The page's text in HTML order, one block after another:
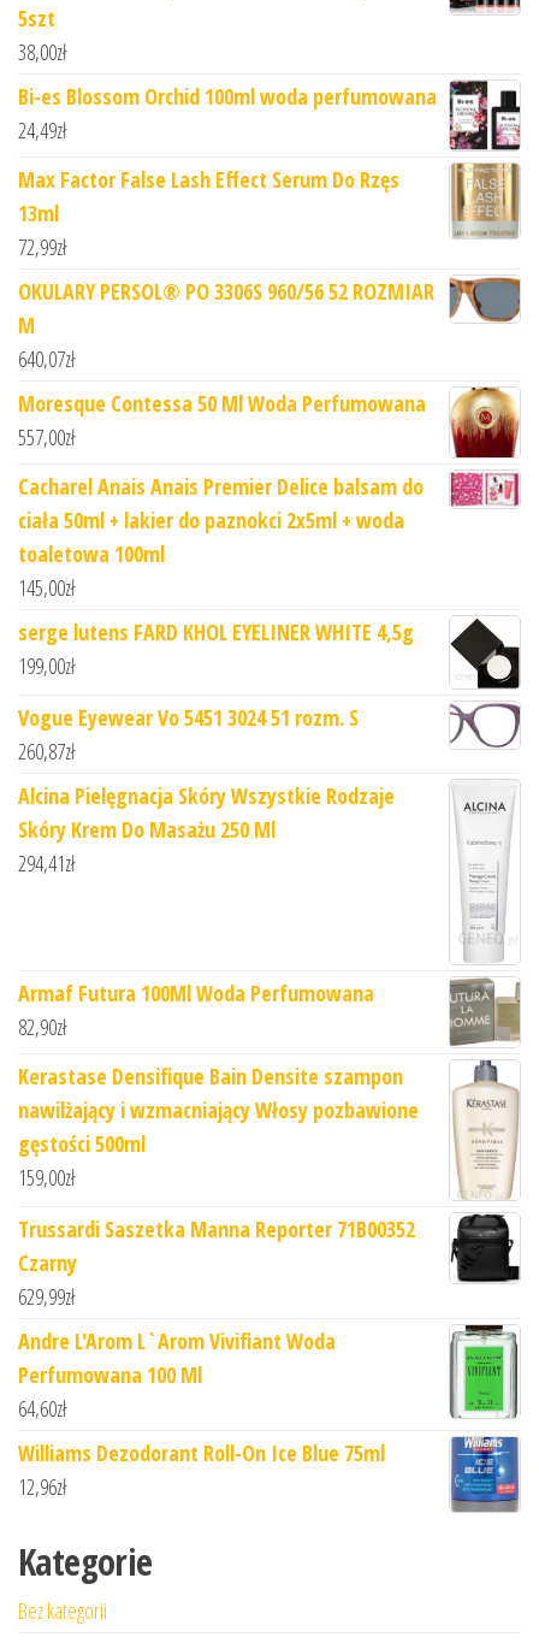
5szt
38,00zł
Bi-es Blossom Orchid 100ml woda perfumowana
24,49zł
Max Factor False Lash Effect Serum Do Rzęs
13ml
72,99zł
OKULARY PERSOL® PO 3306S 960/56 52 ROZMIAR
M
640,07zł
Moresque Contessa 50 Ml Woda Perfumowana
557,00zł
Cacharel Anais Anais Premier Delice balsam do
ciała 50ml + lakier do paznokci 2x5ml + woda
toaletowa 100ml
145,00zł
serge lutens FARD KHOL EYELINER WHITE 4,5g
199,00zł
Vogue Eyewear Vo 5451 3024 51 rozm. S
260,87zł
Alcina Pielęgnacja Skóry Wszystkie Rodzaje
Skóry Krem Do Masażu 250 Ml
294,41zł
Armaf Futura 100Ml Woda Perfumowana
82,90zł
Kerastase Densifique Bain Densite szampon
nawilżający i wzmacniający Włosy pozbawione
gęstości 500ml
159,00zł
Trussardi Saszetka Manna Reporter 71B00352
Czarny
629,99zł
Andre L'Arom L`Arom Vivifiant Woda
Perfumowana 100 Ml
64,60zł
Williams Dezodorant Roll-On Ice Blue 75ml
12,96zł
Kategorie
Bez kategorii